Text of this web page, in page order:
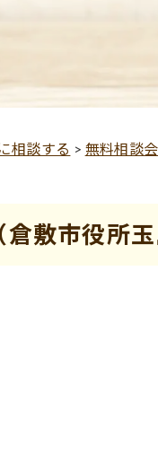
相談する > 無料相談会
敷市役所玉